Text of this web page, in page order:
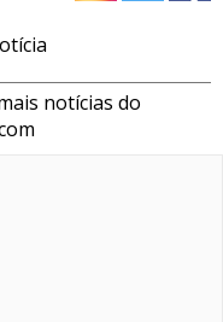
notícias do